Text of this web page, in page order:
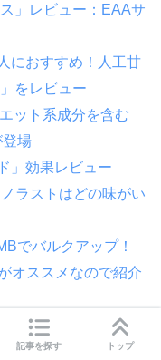
」レビュー：EAAサ
におすすめ！人工甘
をレビュー
ット系成分を含む
登場
」効果レビュー
ラストはどの味がい
でバルクアップ！
オススメなので紹介
！HALEO「マッハ
記事を探す トップ